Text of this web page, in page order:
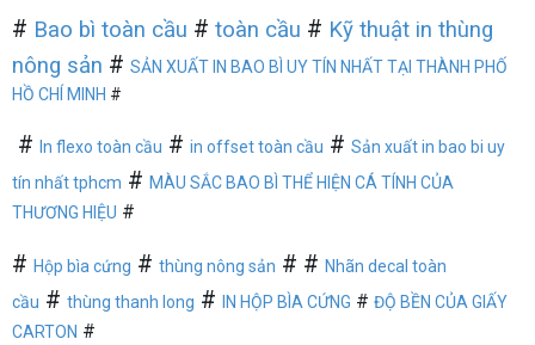
# Bao bì toàn cầu # toàn cầu # Kỹ thuật in thùng
nông sản # SẢN XUẤT IN BAO BÌ UY TÍN NHẤT TẠI THÀNH PHỐ
HỒ CHÍ MINH #
# In flexo toàn cầu # in offset toàn cầu # Sản xuất in bao bi uy
tín nhất tphcm # MÀU SẮC BAO BÌ THỂ HIỆN CÁ TÍNH CỦA
THƯƠNG HIỆU #
# Hộp bìa cứng # thùng nông sản # # Nhãn decal toàn
cầu # thùng thanh long # IN HỘP BÌA CỨNG # ĐỘ BỀN CỦA GIẤY
CARTON #